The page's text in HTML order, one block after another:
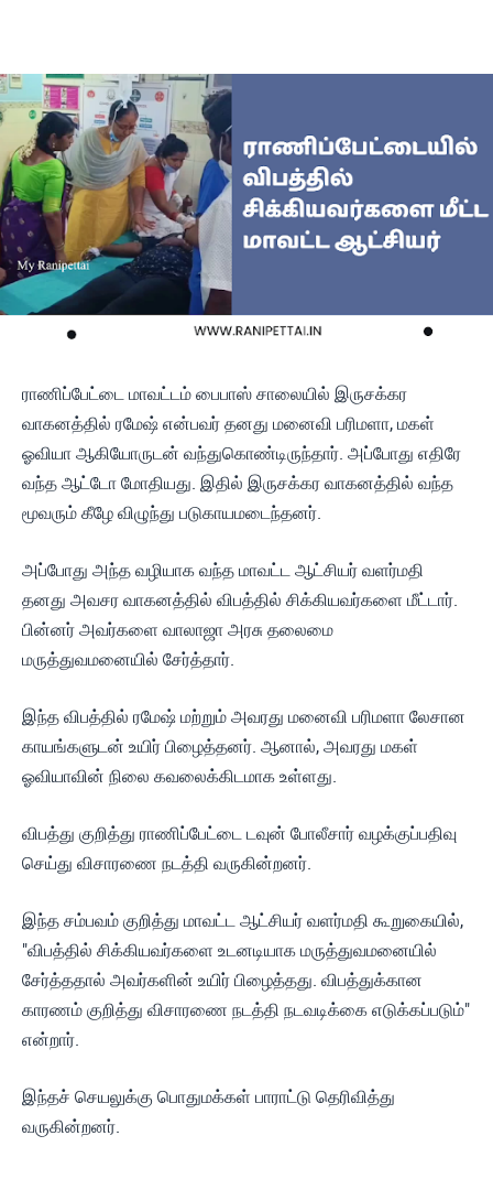
ராணிப்பேட்டை மாவட்டம் பைபாஸ் சாலையில் இருசக்கர
வாகனத்தில் ரமேஷ் என்பவர் தனது மனைவி பரிமளா, மகள்
ஓவியா ஆகியோருடன் வந்துகொண்டிருந்தார். அப்போது எதிரே
வந்த ஆட்டோ மோதியது. இதில் இருசக்கர வாகனத்தில் வந்த
மூவரும் கீழே விழுந்து படுகாயமடைந்தனர்.
அப்போது அந்த வழியாக வந்த மாவட்ட ஆட்சியர் வளர்மதி
தனது அவசர வாகனத்தில் விபத்தில் சிக்கியவர்களை மீட்டார்.
பின்னர் அவர்களை வாலாஜா அரசு தலைமை
மருத்துவமனையில் சேர்த்தார்.
இந்த விபத்தில் ரமேஷ் மற்றும் அவரது மனைவி பரிமளா லேசான
காயங்களுடன் உயிர் பிழைத்தனர். ஆனால், அவரது மகள்
ஓவியாவின் நிலை கவலைக்கிடமாக உள்ளது.
விபத்து குறித்து ராணிப்பேட்டை டவுன் போலீசார் வழக்குப்பதிவு
செய்து விசாரணை நடத்தி வருகின்றனர்.
இந்த சம்பவம் குறித்து மாவட்ட ஆட்சியர் வளர்மதி கூறுகையில்,
"விபத்தில் சிக்கியவர்களை உடனடியாக மருத்துவமனையில்
சேர்த்ததால் அவர்களின் உயிர் பிழைத்தது. விபத்துக்கான
காரணம் குறித்து விசாரணை நடத்தி நடவடிக்கை எடுக்கப்படும்"
என்றார்.
இந்தச் செயலுக்கு பொதுமக்கள் பாராட்டு தெரிவித்து
வருகின்றனர்.